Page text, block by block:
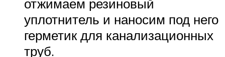
отжимаем резиновый
уплотнитель и наносим под него
герметик для канализационных
труб.